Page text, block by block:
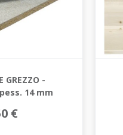
GREZZO -
14 mm
€